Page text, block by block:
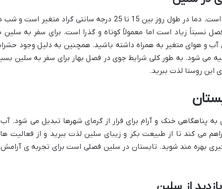
آب و هوای بهاری در سلین معتدل و دلپذیر است. دما در طول روز بین 15 تا 25 درجه سانتی گراد متغیر است
نسبتاً زیاد است اما معمولاً کوتاه و گذرا است. برای سفر به سلین
و هوای متغیر به همراه داشته باشید. همچنین به دلیل وجود
می شود. به طور کلی شرایط جوی در فصل بهار برای سفر به سلین
این روستا لذت ببرید.
پناهگاهی خنک و آرام برای فرار از گرمای شهرها تبدیل می شود.
می کند تا از طبیعت بکر و زیبای سلین لذت ببرید و از فعالیت
بهره مند شوید. تابستان در سلین فصلی است برای تجربه ی